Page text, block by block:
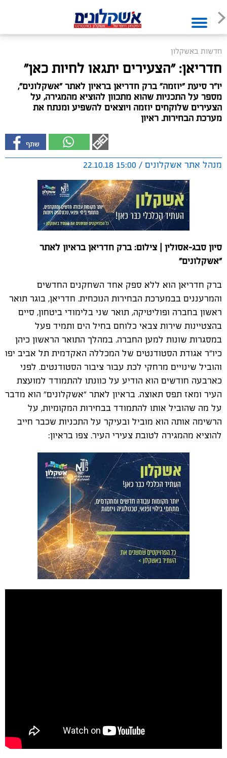
חדשות באשקלון
חדריאן: "הצעירים יתגאו לחיות כאן"
יו"ר סיעת "יוזמה" ברק חדריאן בראיון לאתר "אשקלונים",
מספר על התכניות שהוא מתכוון להוציא מהמגירה, על
הצעירים שלוקחים יוזמה ויוצאים להשפיע ומנתח את
מערכת הבחירות. ראיון
מנהל אתר אשקלונים / 15:00 22.10.18
סיון סבג-אסולין | צילום: ברק חדריאן בראיון לאתר
"אשקלונים"
ברק חדריאן הוא ללא ספק אחד השחקנים החדשים
והמרעננים בבמערכת הבחירות הנוכחית. חדריאן, בוגר תואר
ראשון בחברה ופוליטיקה, תואר שני בלימודי ביטחון, סיים
בהצטיינות שירות צבאי כלוחם בחיל הים ותמיד פעל
במסגרות שונות למען החברה. במהלך התואר הראשון כיהן
כיו"ר אגודת הסטודנטים של המכללה האקדמית תל אביב יפו
והוביל שינויים מרחקי לכת עבור ציבור הסטודנטים. לפני
כארבעה חודשים הוא הודיע על כוונתו להתמודד למועצת
העיר ומאז תפס תאוצה. בראיון לאתר "אשקלונים" הוא מדבר
על מה שהוביל אותו להתמודד בבחירות המקומיות, על
הרשימה אותה הוא מוביל ובעיקר על התכניות שכבר חייב
להוציא מהמגירה לטובת צעירי העיר. צפו בראיון: